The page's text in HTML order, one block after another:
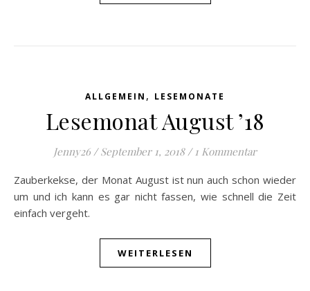
ALLGEMEIN , LESEMONATE
Lesemonat August ’18
Jenny26 / September 1, 2018 / 1 Kommentar
Zauberkekse, der Monat August ist nun auch schon wieder
um und ich kann es gar nicht fassen, wie schnell die Zeit
einfach vergeht.
WEITERLESEN